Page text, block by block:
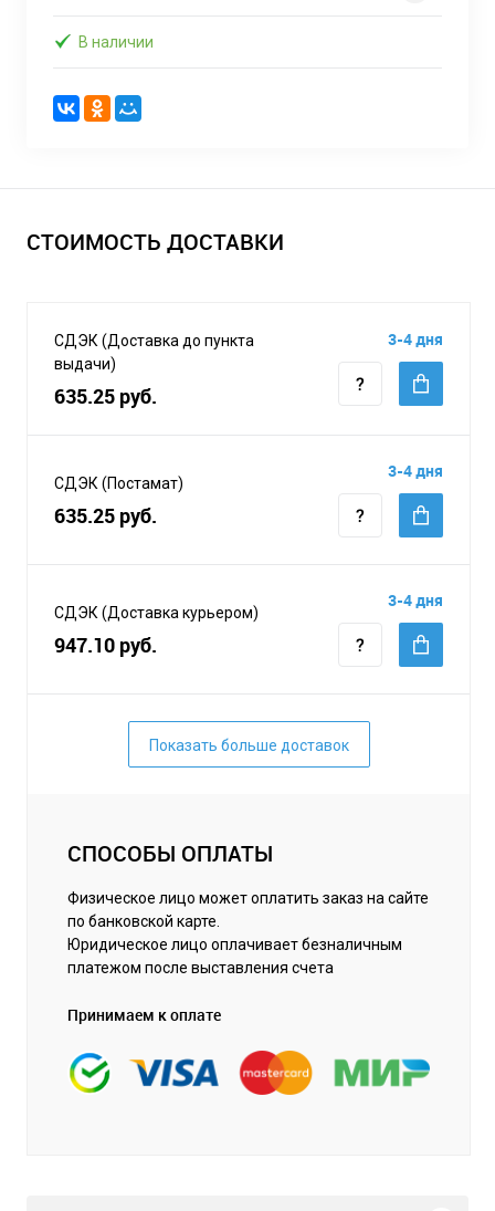
В наличии
СТОИМОСТЬ ДОСТАВКИ
СДЭК (Доставка до пункта
выдачи)
635.25 руб.
3-4 дня
СДЭК (Постамат)
635.25 руб.
3-4 дня
СДЭК (Доставка курьером)
947.10 руб.
3-4 дня
Показать больше доставок
СПОСОБЫ ОПЛАТЫ
Физическое лицо может оплатить заказ на сайте
по банковской карте.
Юридическое лицо оплачивает безналичным
платежом после выставления счета
Принимаем к оплате